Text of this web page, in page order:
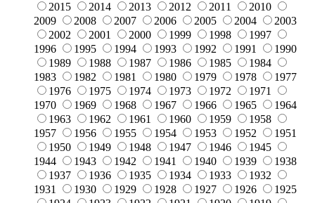
2015
2014 2013 2012 2011
2010
2009
2008 2007 2006 2005 2004
2003
2002
2001 2000 1999 1998
1997
1996
1995 1994 1993 1992 1991
1990
1989
1988 1987 1986 1985
1984
1983
1982 1981 1980 1979 1978
1977
1976
1975 1974 1973 1972
1971
1970
1969 1968 1967 1966 1965
1964
1963
1962 1961 1960 1959
1958
1957
1956 1955 1954 1953 1952
1951
1950
1949 1948 1947 1946
1945
1944
1943 1942 1941 1940 1939
1938
1937
1936 1935 1934 1933
1932
1931
1930 1929 1928 1927 1926
1925